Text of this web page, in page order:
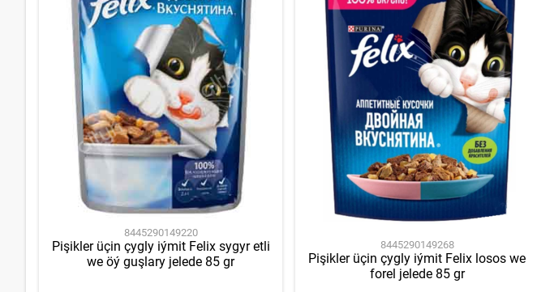
8445290149220
Pişikler üçin çygly iýmit Felix sygyr etli
we öý guşlary jelede 85 gr
8445290149268
Pişikler üçin çygly iýmit Felix losos we
forel jelede 85 gr